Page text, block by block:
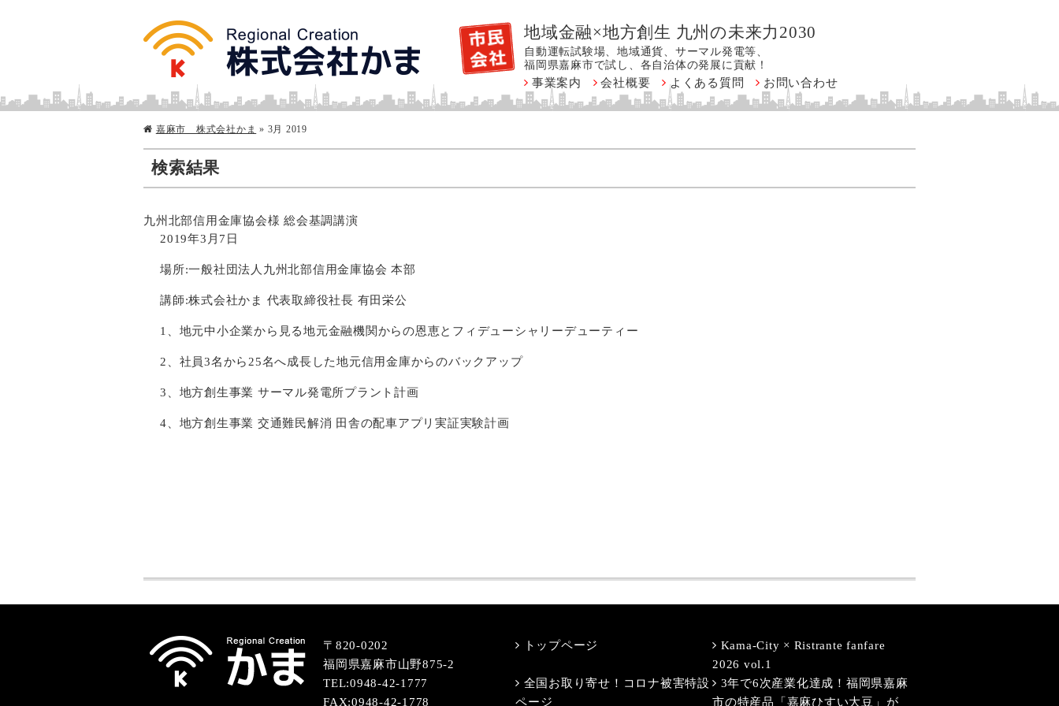
地域金融×地方創生 九州の未来力2030
自動運転試験場、地域通貨、サーマル発電等、
福岡県嘉麻市で試し、各自治体の発展に貢献！
事業案内 会社概要 よくある質問 お問い合わせ
嘉麻市 株式会社かま » 3月 2019
検索結果
九州北部信用金庫協会様 総会基調講演
2019年3月7日
場所:一般社団法人九州北部信用金庫協会 本部
講師:株式会社かま 代表取締役社長 有田栄公
1、地元中小企業から見る地元金融機関からの恩恵とフィデューシャリーデューティー
2、社員3名から25名へ成長した地元信用金庫からのバックアップ
3、地方創生事業 サーマル発電所プラント計画
4、地方創生事業 交通難民解消 田舎の配車アプリ実証実験計画
〒820-0202
福岡県嘉麻市山野875-2
TEL:0948-42-1777
FAX:0948-42-1778
トップページ
Kama-City × Ristrante fanfare
2026 vol.1
全国お取り寄せ！コロナ被害特設
ページ
3年で6次産業化達成！福岡県嘉麻
市の特産品「嘉麻ひすい大豆」が